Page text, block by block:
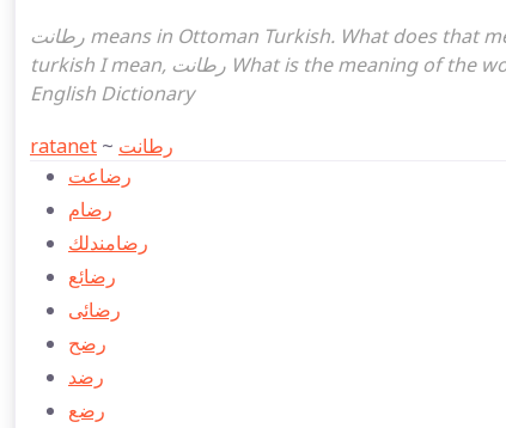
رطانت means in Ottoman Turkish. What does that mean in the Ottoman language رطانت. رطانت attoman
turkish I mean, رطانت What is the meaning of the word, what does it mean in turkish رطانت, Ottoman Turkish
English Dictionary
ratanet ~ رطانت
رضاعت
رضام
رضامندلك
رضائع
رضائی
رضح
رضد
رضع